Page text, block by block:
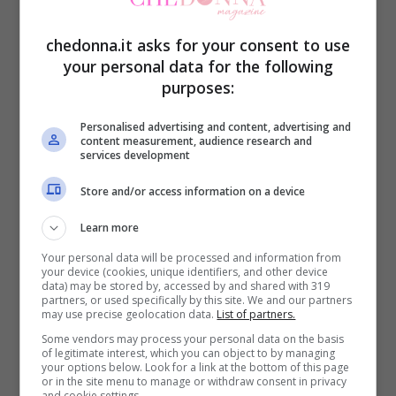
Pensiamo a degli outfit con stivaletti neri
questi vanno benissimo anche con
o abiti
jeans di tendenzaconstivali bassi
restano, comunque, un classico a cui è
difficile rinunciare. I pantaloni in denim
nero, ad esempio, vanno bene con
chedonna.it asks for your consent to use
your personal data for the following
purposes:
Personalised advertising and content, advertising and
content measurement, audience research and
services development
Store and/or access information on a device
Learn more
Your personal data will be processed and information from
your device (cookies, unique identifiers, and other device
data) may be stored by, accessed by and shared with 319
partners, or used specifically by this site. We and our partners
may use precise geolocation data. List of partners.
Some vendors may process your personal data on the basis
of legitimate interest, which you can object to by managing
your options below. Look for a link at the bottom of this page
or in the site menu to manage or withdraw consent in privacy